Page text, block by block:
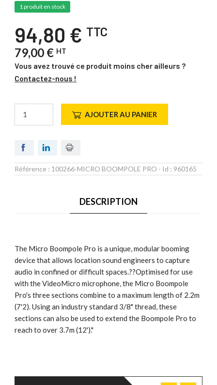
1 produit en stock
94,80 € TTC
79,00 € HT
Vous avez trouvé ce produit moins cher ailleurs ?
Contactez-nous !
AJOUTER AU PANIER
Référence : 100266-MICRO BOOMPOLE PRO - Id : 960165
DESCRIPTION
The Micro Boompole Pro is a unique, modular booming
device that allows location sound engineers to capture
audio in confined or difficult spaces.??Optimised for use
with the VideoMicro microphone, the Micro Boompole
Pro's three sections combine to a maximum length of 2.2m
(7'2). Using an industry standard 3/8" thread, these
sections can also be used to extend the Boompole Pro to
reach to over 3.7m (12')."